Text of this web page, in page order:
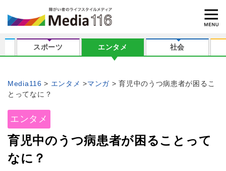
スポーツ エンタメ 社会
Media116 エンタメ マンガ
育児中のうつ病患者が困るこ
とってなに？
エンタメ
育児中のうつ病患者が困ることって
なに？